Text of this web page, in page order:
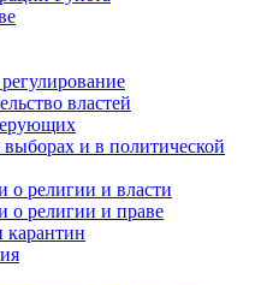
властей
выборах и в политической
о религии и власти
о религии и праве
карантин